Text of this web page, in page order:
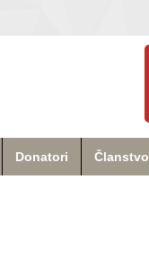
Donatori Članstvo